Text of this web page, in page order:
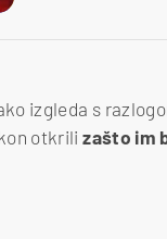
izgleda s
otkrilizašto im